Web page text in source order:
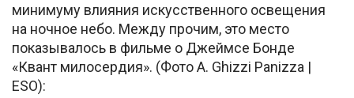
минимуму влияния искусственного освещения
на ночное небо. Между прочим, это место
показывалось в фильме о Джеймсе Бонде
«Квант милосердия». (Фото A. Ghizzi Panizza |
ESO):